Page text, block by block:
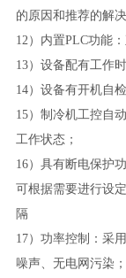
的原因和推荐的解决
12）内置PLC功能
13）设备配有工作
14）设备有开机自
15）制冷机工控自
工作状态；
16）具有断电保护
可根据需要进行设
隔
17）功率控制：采
噪声、无电网污染；